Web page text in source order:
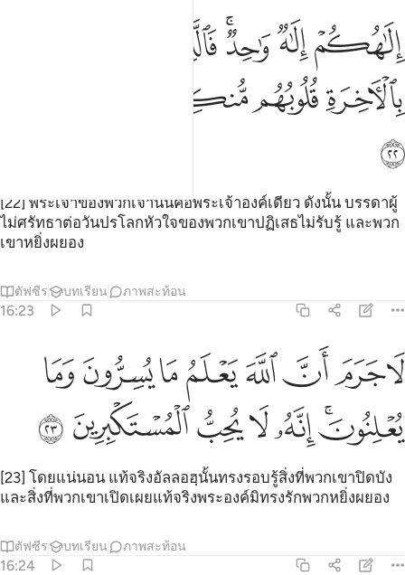
الاهكم الاه واحد فالذين لا يومنون بالاخرة قلوبهم منكرة وهم مستكبرون
إِلَـٰهُكُمْ إِلَـٰهٌۭ وَٰحِدٌۭ ۚ فَٱلَّذِينَ لَا يُؤْمِنُونَ بِٱلْـَٔاخِرَةِ قُلُوبُهُم مُّنكِرَةٌۭ
ﲃﲄﲅﲆﲇ
ﲊﲋﲌ
ﲏ
[22] พระเจ้าของพวกเจ้านั้นคือพระเจ้าองค์เดียว ดังนั้น บรรดาผู้
ไม่ศรัทธาต่อวันปรโลกหัวใจของพวกเขาปฏิเสธไม่รับรู้ และพวก
เขาหยิ่งผยอง
ตัฟซีร บทเรียน ภาพสะท้อน
16:23
لا جرم ان الله يعلم ما يسرون وما يعلنون انه لا يحب المستكبرين ٢٣
لَا جَرَمَ أَنَّ ٱللَّهَ يَعْلَمُ مَا يُسِرُّونَ وَمَا يُعْلِنُونَ ۚ إِنَّهُۥ لَا يُحِبُّ
ﲐﲑﲒﲓﲔﲕﲖﲗ
ﲘﲙﲚﲛﲜﲝﲞ
[23] โดยแน่นอน แท้จริงอัลลอฮฺนั้นทรงรอบรู้สิ่งที่พวกเขาปิดบัง
และสิ่งที่พวกเขาเปิดเผยแท้จริงพระองค์มิทรงรักพวกหยิ่งผยอง
ตัฟซีร บทเรียน ภาพสะท้อน
16:24